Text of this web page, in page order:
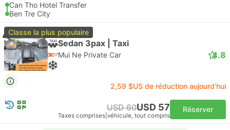
Can Tho Hotel Transfer
Ben Tre City
Classe la plus populaire
Sedan 3pax | Taxi
Mui Ne Private Car 4.8
2,59 $US de réduction aujourd’hui
USD 60USD 57
Taxes comprises véhicule, tout compris
Réserver